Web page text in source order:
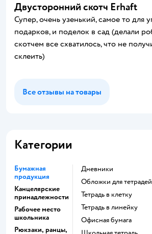
Двусторонний скотч Erhaft
Супер, очень узенький, самое то для
подарков, и поделок в сад (делали
скотчем все схватилось, что не
склеить)
Все отзывы на товары
Категории
Бумажная
продукция
Канцелярские
принадлежности
Рабочее место
школьника
Рюкзаки, ранцы,
Дневники
Обложки для тетрадей
Тетрадь в клетку
Тетрадь в линейку
Офисная бумага